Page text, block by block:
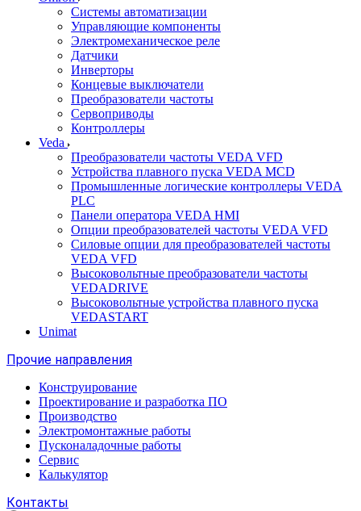
Системы автоматизации
Управляющие компоненты
Электромеханическое реле
Датчики
Инверторы
Концевые выключатели
Преобразователи частоты
Сервоприводы
Контроллеры
Veda
Преобразователи частоты VEDA VFD
Устройства плавного пуска VEDA MCD
Промышленные логические контроллеры VEDA
PLC
Панели оператора VEDA HMI
Опции преобразователей частоты VEDA VFD
Силовые опции для преобразователей частоты
VEDA VFD
Высоковольтные преобразователи частоты
VEDADRIVE
Высоковольтные устройства плавного пуска
VEDASTART
Unimat
Прочие направления
Конструирование
Проектирование и разработка ПО
Производство
Электромонтажные работы
Пусконаладочные работы
Сервис
Калькулятор
Контакты